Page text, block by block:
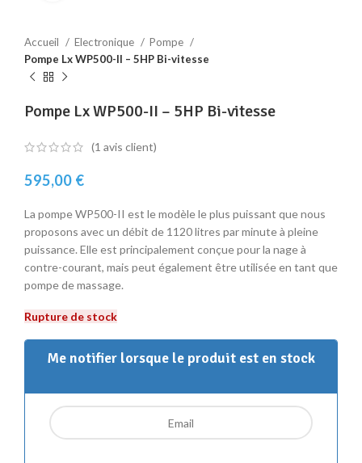
Accueil Electronique
Pompe
Pompe Lx WP500-II – 5HP Bi-vitesse
Pompe Lx WP500-II – 5HP Bi-vitesse
(1 avis client)
595,00 €
La pompe WP500-II est le modèle le plus puissant que nous
proposons avec un débit de 1120 litres par minute à pleine
puissance. Elle est principalement conçue pour la nage à
contre-courant, mais peut également être utilisée en tant que
pompe de massage.
Rupture de stock
Me notifier lorsque le produit est en stock